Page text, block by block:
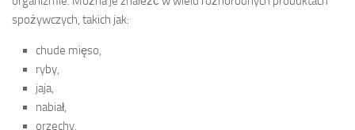
spożywczych, takich jak:
chude mięso,
ryby,
jaja,
nabiał,
orzechy,